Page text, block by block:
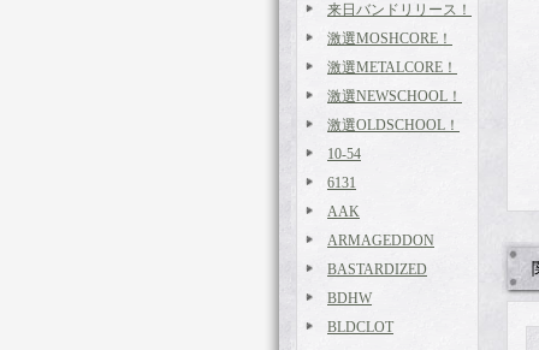
来日バンドリリース！
激選MOSHCORE！
激選METALCORE！
激選NEWSCHOOL！
激選OLDSCHOOL！
10-54
6131
AAK
ARMAGEDDON
BASTARDIZED
BDHW
BLDCLOT